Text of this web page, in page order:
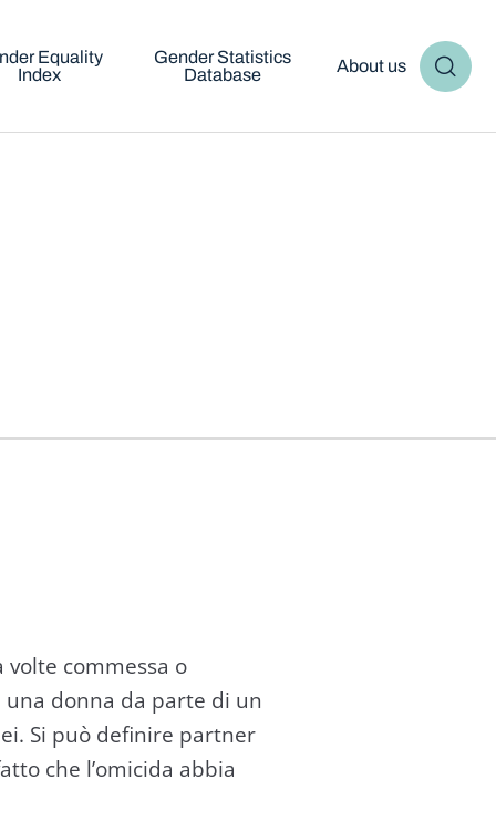
Equality
Index
Gender Statistics
Database
About us
commessa o
una donna da parte di un
Si può definire partner
che l’omicida abbia